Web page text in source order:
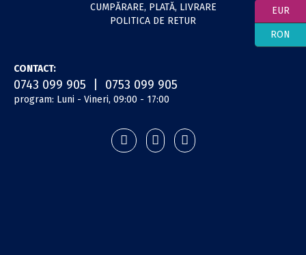
CUMPĂRARE, PLATĂ, LIVRARE
POLITICA DE RETUR
CONTACT:
0743 099 905 | 0753 099 905
program: Luni - Vineri, 09:00 - 17:00
EUR
RON